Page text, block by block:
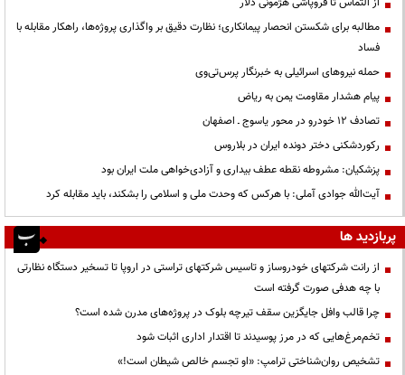
مطالبه برای شکستن انحصار پیمانکاری؛ نظارت دقیق بر واگذاری پروژه‌ها، راهکار مقابله با
فساد
حمله نیروهای اسرائیلی به خبرنگار پرس‌تی‌وی
پیام هشدار مقاومت یمن به ریاض
تصادف ۱۲ خودرو در محور یاسوج ـ اصفهان
رکوردشکنی دختر دونده ایران در بلاروس
پزشکیان: مشروطه نقطه عطف بیداری و آزادی‌خواهی ملت ایران بود
آیت‌الله جوادی آملی: با هرکس که وحدت ملی و اسلامی را بشکند، باید مقابله کرد
پربازدید ها
از رانت‌ شرکتهای خودروساز و تاسیس شرکتهای تراستی در اروپا تا تسخیر دستگاه نظارتی
با چه هدفی صورت گرفته است
چرا قالب وافل جایگزین سقف تیرچه بلوک در پروژه‌های مدرن شده است؟
تخم‌مرغ‌هایی که در مرز پوسیدند تا اقتدار اداری اثبات شود
تشخیص روان‌شناختی ترامپ: «او تجسم خالص شیطان است!»